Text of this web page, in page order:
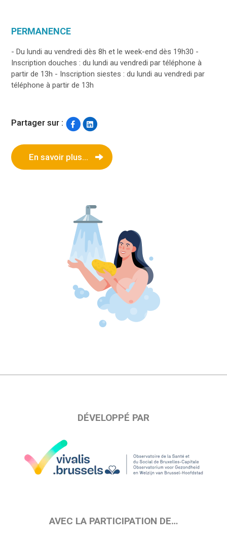
PERMANENCE
- Du lundi au vendredi dès 8h et le week-end dès 19h30 -
Inscription douches : du lundi au vendredi par téléphone à
partir de 13h - Inscription siestes : du lundi au vendredi par
téléphone à partir de 13h
Partager sur :
En savoir plus...
DÉVELOPPÉ PAR
AVEC LA PARTICIPATION DE…